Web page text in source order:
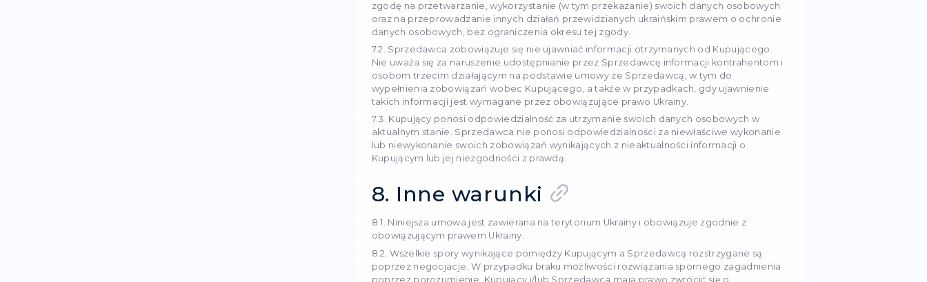
6. Odpowiedzialność
6.1. Sprzedawca nie ponosi odpowiedzialności za szkody wyrządzone
stronie trzeciej.
6.2. Sprzedawca nie ponosi odpowiedzialności za niewłaściwe, nieumyślne
zamówień i swoje obowiązki w przypadku podania przez Kupującego
błędnej informacji.
6.3. Sprzedawca i Kupujący ponoszą odpowiedzialność za wykonanie swoich
zobowiązań zgodnie z obowiązującym prawem Ukrainy i postanowieniami
6.4. Sprzedawca lub Kupujący są zwolnieni od odpowiedzialności za pełne lub
niewykonanie swoich zobowiązań, jeśli to niewykonanie jest następstwem siły
Strona, która nie może spełnić swoich obowiązków, niezwłocznie informuje o
Stronę.